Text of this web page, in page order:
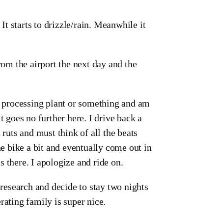
starts to drizzle/rain. Meanwhile it
the airport the next day and the
plant or something and am
goes no further here. I drive back a
and must think of all the beats
bike a bit and eventually come out in
there. I apologize and ride on.
and decide to stay two nights
family is super nice.